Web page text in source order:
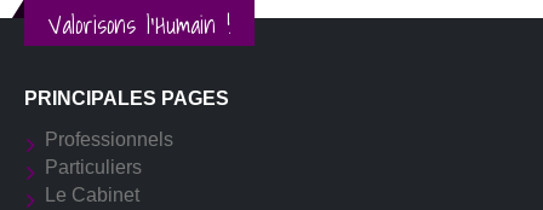
Valorisons l'Humain !
PRINCIPALES PAGES
Professionnels
Particuliers
Le Cabinet